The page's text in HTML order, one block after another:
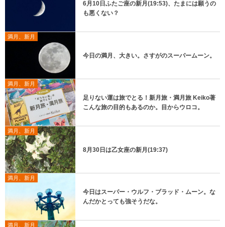
6月10日ふたご座の新月(19:53)、たまには願うの
も悪くない？
満月、新月
今日の満月、大きい。さすがのスーパームーン。
満月、新月
足りない運は旅でとる！新月旅・満月旅 Keiko著
こんな旅の目的もあるのか。目からウロコ。
満月、新月
8月30日は乙女座の新月(19:37)
満月、新月
今日はスーパー・ウルフ・ブラッド・ムーン。な
んだかとっても強そうだな。
満月、新月